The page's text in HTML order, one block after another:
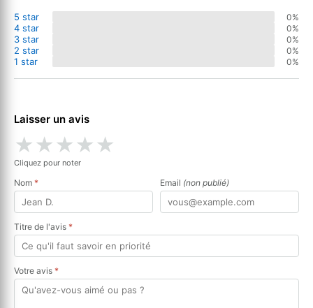
5 star
0%
4 star 0%
3 star 0%
2 star 0%
1 star 0%
Laisser un avis
★★★★★
Cliquez pour noter
Nom * Email (non publié)
Titre de l'avis *
Votre avis *